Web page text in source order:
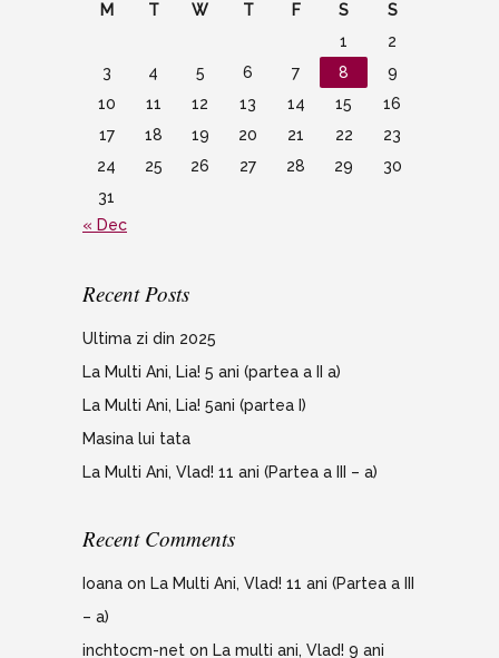
M T W T F S
S
1
2
3
4 5 6 7 8
9
10
11 12 13 14 15
16
17
18 19 20 21 22
23
24
25 26 27 28 29
30
31
« Dec
Recent Posts
Ultima zi din 2025
La Multi Ani, Lia! 5 ani (partea a II a)
La Multi Ani, Lia! 5ani (partea I)
Masina lui tata
La Multi Ani, Vlad! 11 ani (Partea a III – a)
Recent Comments
Ioana on La Multi Ani, Vlad! 11 ani (Partea a III
– a)
inchtocm-net on La multi ani, Vlad! 9 ani